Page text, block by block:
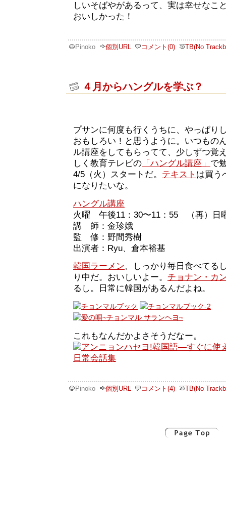
しいそばやがあるって、実は幸せなこ
おいしかった！
Pinoko 個別URL コメント(0) TB(No
４月からハングルを学ぶ？
プサンに何度も行くうちに、やっぱり
おもしろい！と思うように。いつもの
ル講座をしてもらってて、少しずつ覚
しく教育テレビの 「ハングル講座」 で
4/5（火）スタートだ。 テキスト は買う
になりたいな。
ハングル講座
火曜 午後11：30〜11：55 （再）日
講 師：金珍娥
監 修：野間秀樹
出演者：Ryu、倉本裕基
韓国ラーメン、しっかり毎日食べてる
り中だ。おいしいよー。 チョナン・カ
るし。日常に韓国があるんだよね。
これもなんだかよさそうだなー。
Pinoko 個別URL コメント(4) TB(No